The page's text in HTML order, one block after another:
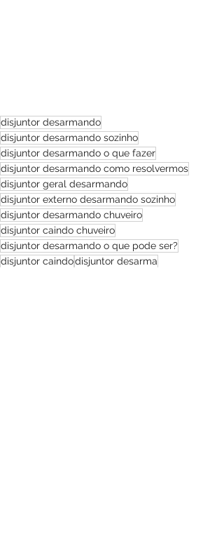
disjuntor desarmando
disjuntor desarmando sozinho
disjuntor desarmando o que fazer
disjuntor desarmando como resolvermos
disjuntor geral desarmando
disjuntor externo desarmando sozinho
disjuntor desarmando chuveiro
disjuntor caindo chuveiro
disjuntor desarmando o que pode ser?
disjuntor caindodisjuntor desarma